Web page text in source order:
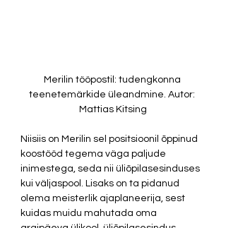
Merilin tööpostil: tudengkonna
teenetemärkide üleandmine. Autor:
Mattias Kitsing
Niisiis on Merilin sel positsioonil õppinud
koostööd tegema väga paljude
inimestega, seda nii üliõpilasesinduses
kui väljaspool. Lisaks on ta pidanud
olema meisterlik ajaplaneerija, sest
kuidas muidu mahutada oma